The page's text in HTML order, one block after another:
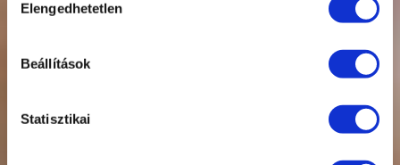
kiválasztása
Elengedhetetlen
Beállítások
Statisztikai